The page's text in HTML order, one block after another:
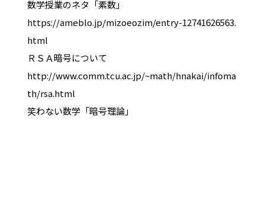
数学授業のネタ「素数」
https://ameblo.jp/mizoeozim/entry-12741626563.
html
ＲＳＡ暗号について
http://www.comm.tcu.ac.jp/~math/hnakai/infoma
th/rsa.html
笑わない数学「暗号理論」